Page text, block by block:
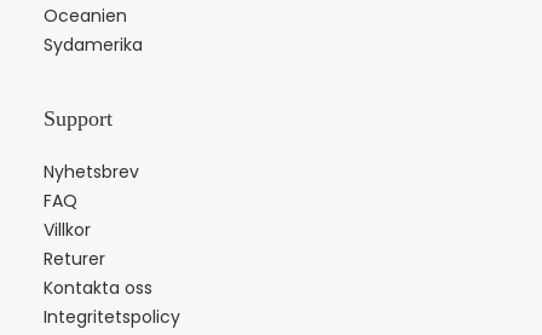
Oceanien
Sydamerika
Support
Nyhetsbrev
FAQ
Villkor
Returer
Kontakta oss
Integritetspolicy